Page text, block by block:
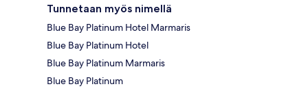
Tunnetaan myös nimellä
Blue Bay Platinum Hotel Marmaris
Blue Bay Platinum Hotel
Blue Bay Platinum Marmaris
Blue Bay Platinum